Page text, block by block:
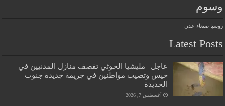
وسوم
روسيا صنعاء عدن
Latest Posts
عاجل | مليشيا الحوثي تقصف منازل المدنيين في
حيس وتصيب مواطنين في جريمة جديدة جنوب
الحديدة
أغسطس 7, 2026